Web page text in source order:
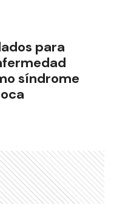
para
síndrome